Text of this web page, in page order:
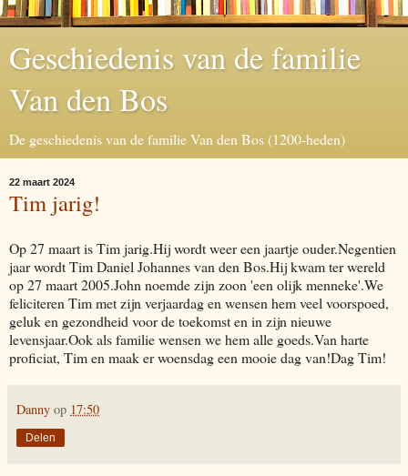
Geschiedenis van de familie
Van den Bos
De geschiedenis van de familie Van den Bos (1200-heden)
22 maart 2024
Tim jarig!
Op 27 maart is Tim jarig.Hij wordt weer een jaartje ouder.Negentien
jaar wordt Tim Daniel Johannes van den Bos.Hij kwam ter wereld
op 27 maart 2005.John noemde zijn zoon 'een olijk menneke'.We
feliciteren Tim met zijn verjaardag en wensen hem veel voorspoed,
geluk en gezondheid voor de toekomst en in zijn nieuwe
levensjaar.Ook als familie wensen we hem alle goeds.Van harte
proficiat, Tim en maak er woensdag een mooie dag van!Dag Tim!
Danny op 17:50
Delen